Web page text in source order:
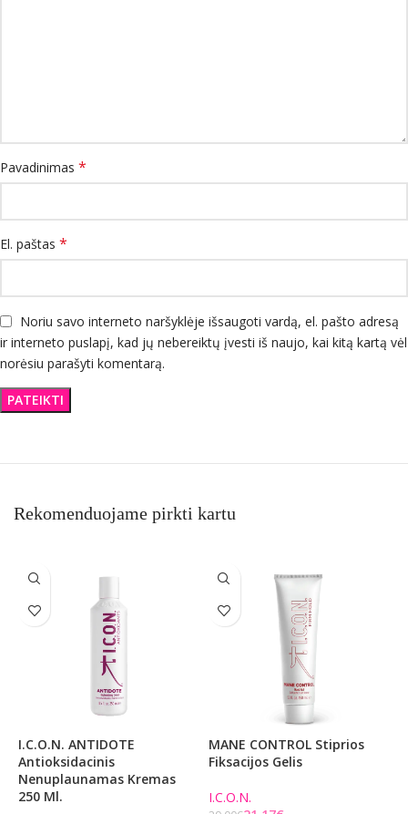
Pavadinimas *
El. paštas *
Noriu savo interneto naršyklėje išsaugoti vardą, el. pašto adresą
ir interneto puslapį, kad jų nebereiktų įvesti iš naujo, kai kitą kartą vėl
norėsiu parašyti komentarą.
Rekomenduojame pirkti kartu
I.C.O.N. ANTIDOTE
Antioksidacinis
Nenuplaunamas Kremas
250 Ml.
MANE CONTROL Stiprios
Fiksacijos Gelis
I.C.O.N.